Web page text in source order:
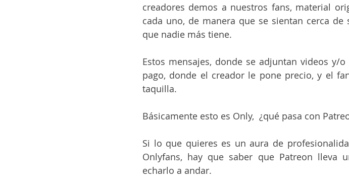
creadores demos a nuestros fans, material
cada uno, de manera que se sientan cerca
que nadie más tiene.
Estos mensajes, donde se adjuntan videos y/
pago, donde el creador le pone precio, y el
taquilla.
Básicamente esto es Only,  ¿qué pasa con
Si lo que quieres es un aura de
Onlyfans, hay que saber que Patreon
echarlo a andar.